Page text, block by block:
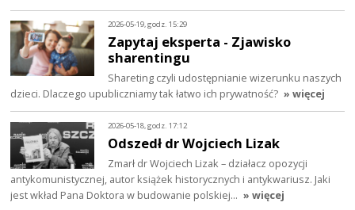
2026-05-19, godz. 15:29
Zapytaj eksperta - Zjawisko
sharentingu
Shareting czyli udostępnianie wizerunku naszych
dzieci. Dlaczego upubliczniamy tak łatwo ich prywatność? » więcej
2026-05-18, godz. 17:12
Odszedł dr Wojciech Lizak
Zmarł dr Wojciech Lizak – działacz opozycji
antykomunistycznej, autor książek historycznych i antykwariusz. Jaki
jest wkład Pana Doktora w budowanie polskiej… » więcej